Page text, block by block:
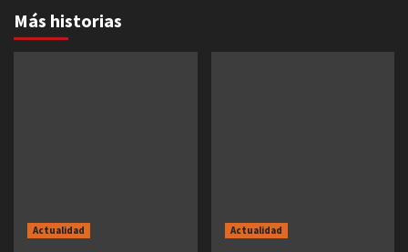
Más historias
Actualidad Actualidad